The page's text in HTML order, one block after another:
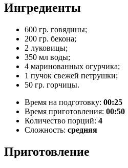
Ингредиенты
600 гр. говядины;
200 гр. бекона;
2 луковицы;
350 мл воды;
4 маринованных огурчика;
1 пучок свежей петрушки;
50 гр. горчицы.
Время на подготовку: 00:25
Время приготовления: 00:50
Количество порций: 4
Сложность: средняя
Приготовление